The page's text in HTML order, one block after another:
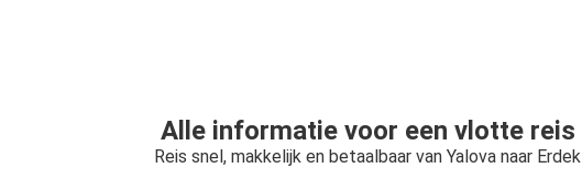
Alle informatie voor een vlotte reis
Reis snel, makkelijk en betaalbaar van Yalova naar Erdek